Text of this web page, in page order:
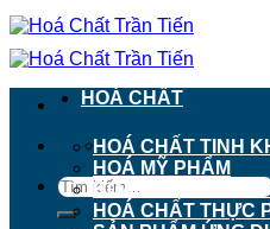
Chuyển
đến
nội
911 - 913 Nguyễn
Tìm
kiếm:
HOÁ CHẤT
HOÁ CHẤT TINH
HOÁ MỸ PHẨM
HOÁ CHẤT CÔNG
HOÁ CHẤT THỰC